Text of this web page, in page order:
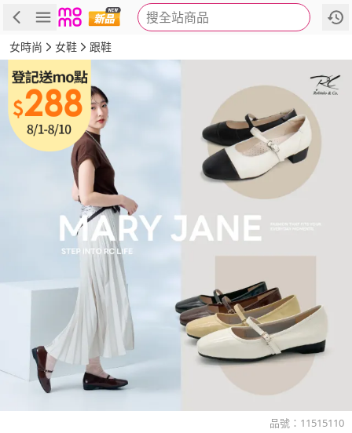
搜全站商品
商品 評價 詳情 規格
女時尚 女鞋 跟鞋
品號： 11515110